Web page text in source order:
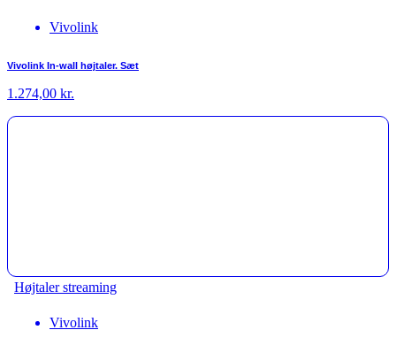
Vivolink
Vivolink In-wall højtaler. Sæt
1.274,00 kr.
Højtaler streaming
Vivolink